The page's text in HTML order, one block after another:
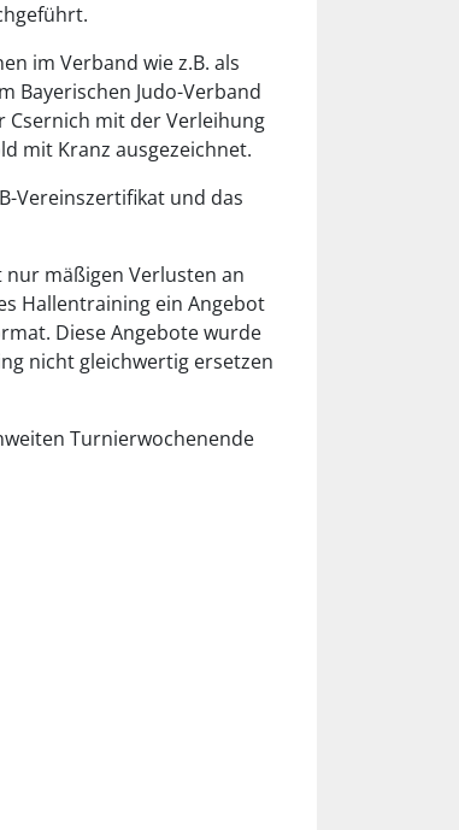
im Verband wie z.B. als
Bayerischen Judo-Verband
mit der Verleihung
mit Kranz ausgezeichnet.
Vereinszertifikat und das
mäßigen Verlusten an
Hallentraining ein Angebot
Diese Angebote wurde
nicht gleichwertig ersetzen
Turnierwochenende